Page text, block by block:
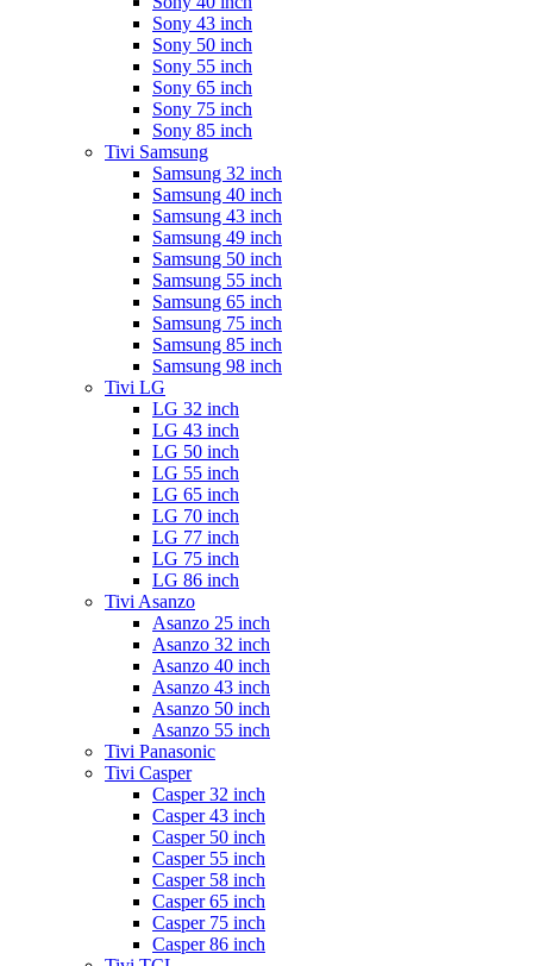
Sony 43 inch
Sony 50 inch
Sony 55 inch
Sony 65 inch
Sony 75 inch
Sony 85 inch
Tivi Samsung
Samsung 32 inch
Samsung 40 inch
Samsung 43 inch
Samsung 49 inch
Samsung 50 inch
Samsung 55 inch
Samsung 65 inch
Samsung 75 inch
Samsung 85 inch
Samsung 98 inch
Tivi LG
LG 32 inch
LG 43 inch
LG 50 inch
LG 55 inch
LG 65 inch
LG 70 inch
LG 77 inch
LG 75 inch
LG 86 inch
Tivi Asanzo
Asanzo 25 inch
Asanzo 32 inch
Asanzo 40 inch
Asanzo 43 inch
Asanzo 50 inch
Asanzo 55 inch
Tivi Panasonic
Tivi Casper
Casper 32 inch
Casper 43 inch
Casper 50 inch
Casper 55 inch
Casper 58 inch
Casper 65 inch
Casper 75 inch
Casper 86 inch